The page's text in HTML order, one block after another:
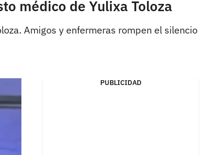
médico de Yulixa Toloza
Amigos y enfermeras rompen el silencio
PUBLICIDAD